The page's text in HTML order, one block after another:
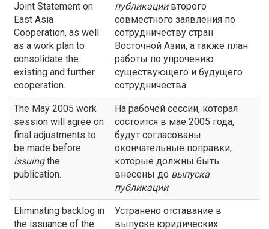
Joint Statement on
East Asia
Cooperation, as well
as a work plan to
consolidate the
existing and further
cooperation.
публикациивторого
совместного заявления по
сотрудничеству стран
Восточной Азии, а также план
работы по упрочению
существующего и будущего
сотрудничества.
The May 2005 work
session will agree on
final adjustments to
be made before
issuingthe
publication.
На рабочей сессии, которая
состоится в мае 2005 года,
будут согласованы
окончательные поправки,
которые должны быть
внесены до выпуска
публикации.
Eliminating backlog in
the issuance of the
Устранено отставание в
выпуске юридических